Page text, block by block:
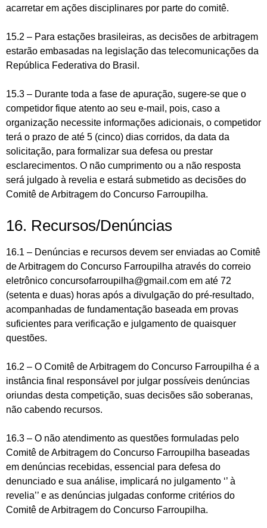
acarretar em ações disciplinares por parte do comitê.
15.2 – Para estações brasileiras, as decisões de arbitragem
estarão embasadas na legislação das telecomunicações da
República Federativa do Brasil.
15.3 – Durante toda a fase de apuração, sugere-se que o
competidor fique atento ao seu e-mail, pois, caso a
organização necessite informações adicionais, o competidor
terá o prazo de até 5 (cinco) dias corridos, da data da
solicitação, para formalizar sua defesa ou prestar
esclarecimentos. O não cumprimento ou a não resposta
será julgado à revelia e estará submetido as decisões do
Comitê de Arbitragem do Concurso Farroupilha.
16. Recursos/Denúncias
16.1 – Denúncias e recursos devem ser enviadas ao Comitê
de Arbitragem do Concurso Farroupilha através do correio
eletrônico concursofarroupilha@gmail.com em até 72
(setenta e duas) horas após a divulgação do pré-resultado,
acompanhadas de fundamentação baseada em provas
suficientes para verificação e julgamento de quaisquer
questões.
16.2 – O Comitê de Arbitragem do Concurso Farroupilha é a
instância final responsável por julgar possíveis denúncias
oriundas desta competição, suas decisões são soberanas,
não cabendo recursos.
16.3 – O não atendimento as questões formuladas pelo
Comitê de Arbitragem do Concurso Farroupilha baseadas
em denúncias recebidas, essencial para defesa do
denunciado e sua análise, implicará no julgamento ‘’ à
revelia’’ e as denúncias julgadas conforme critérios do
Comitê de Arbitragem do Concurso Farroupilha.